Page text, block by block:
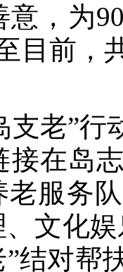
意，为
目前，
支老”
接在岛
老服务
文化
结对帮